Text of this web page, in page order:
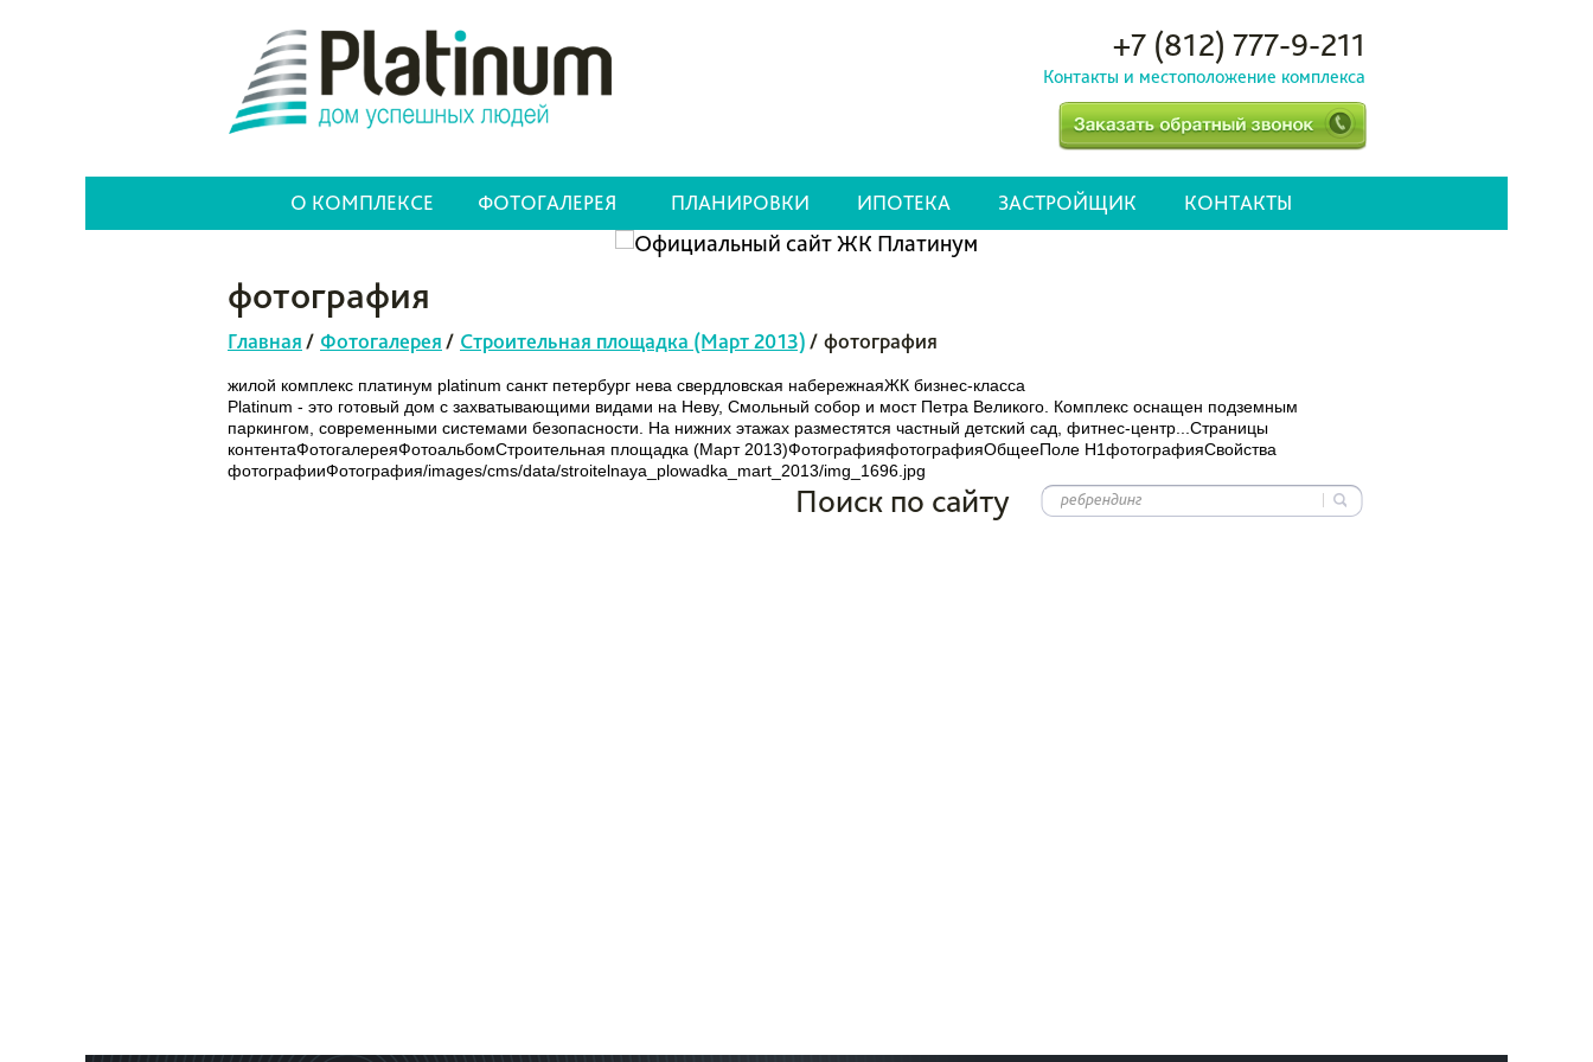
+7 (812) 777-9-211
Контакты и местоположение комплекса
О КОМПЛЕКСЕ ФОТОГАЛЕРЕЯ ПЛАНИРОВКИ ИПОТЕКА ЗАСТРОЙЩИК КОНТАКТЫ
фотография
Главная / Фотогалерея / Строительная площадка (Март 2013) / фотография
жилой комплекс платинум platinum санкт петербург нева свердловская набережнаяЖК бизнес-класса
Platinum - это готовый дом с захватывающими видами на Неву, Смольный собор и мост Петра Великого. Комплекс оснащен подземным
паркингом, современными системами безопасности. На нижних этажах разместятся частный детский сад, фитнес-центр...Страницы
контентаФотогалереяФотоальбомСтроительная площадка (Март 2013)ФотографияфотографияОбщееПоле H1фотографияСвойства
фотографииФотография/images/cms/data/stroitelnaya_plowadka_mart_2013/img_1696.jpg
Поиск по сайту